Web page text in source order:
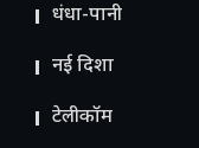
धंधा-पानी
नई दिशा
टेलीकॉम